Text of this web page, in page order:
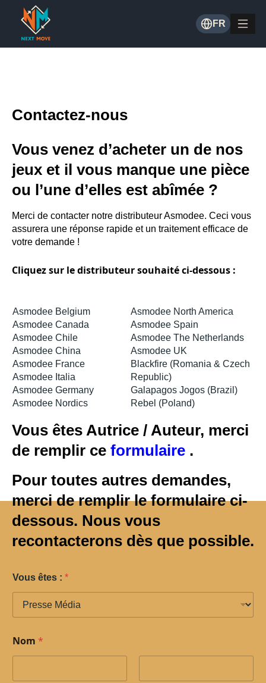
FR
Contactez-nous
Vous venez d’acheter un de nos
jeux et il vous manque une pièce
ou l’une d’elles est abîmée ?
Merci de contacter notre distributeur Asmodee. Ceci vous
assurera une réponse rapide et un traitement efficace de
votre demande !
Cliquez sur le distributeur souhaité ci-dessous :
Asmodee Belgium
Asmodee Canada
Asmodee Chile
Asmodee China
Asmodee France
Asmodee Italia
Asmodee Germany
Asmodee Nordics
Asmodee North America
Asmodee Spain
Asmodee The Netherlands
Asmodee UK
Blackfire (Romania & Czech
Republic)
Galapagos Jogos (Brazil)
Rebel (Poland)
Vous êtes Autrice / Auteur, merci
de remplir ce formulaire .
Pour toutes autres demandes,
merci de remplir le formulaire ci-
dessous. Nous vous
recontacterons dès que possible.
Vous êtes : *
Nom *